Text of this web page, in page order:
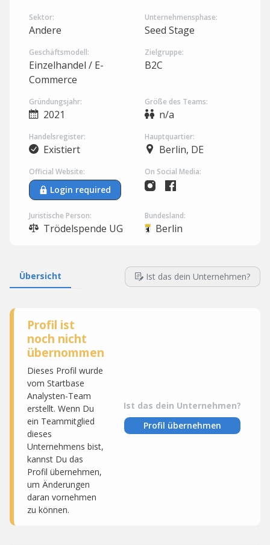
Sektor:
Andere
Unternehmensphase:
Seed Stage
Geschäftsmodell:
Einzelhandel / E-
Commerce
Zielgruppe:
B2C
Gründungsjahr:
2021
Größe des Teams:
n/a
Handelsregister:
Existiert
Hauptquartier:
Berlin, DE
Official Website:
Login required
On Social Media:
Juristische Person:
Trödelspende UG
Bundesland:
Berlin
Übersicht Ist das dein Unternehmen?
Profil ist
noch nicht
übernommen
Dieses Profil wurde
vom Startbase
Analysten-Team
erstellt. Wenn Du
ein Teammitglied
dieses
Unternehmens bist,
kannst Du das
Profil übernehmen,
um Änderungen
daran vornehmen
zu können.
Ist das dein Unternehmen?
Profil übernehmen